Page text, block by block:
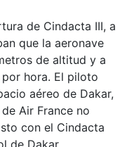
de Cindacta III, a
que la aeronave
de altitud y a
hora. El piloto
aéreo de Dakar,
Air France no
con el Cindacta
de Dakar.